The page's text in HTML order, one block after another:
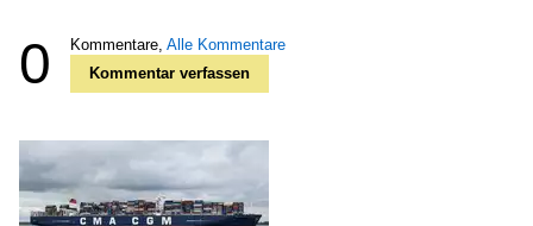
0 Kommentare, Alle Kommentare
Kommentar verfassen